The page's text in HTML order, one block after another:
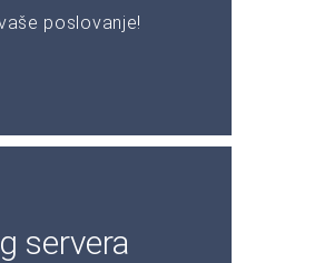
poslovanje!
servera